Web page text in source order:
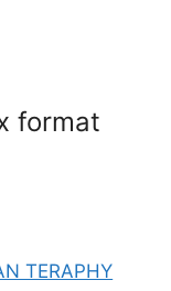
format
TERAPHY